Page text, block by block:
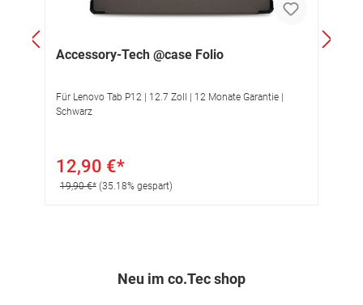
MasterEye Bundle
Kauf | 16 Mastersolution SUITE XL Lizenzen + co.Tec
Onboarding-Service | Für Win | Schultyp B
739,90 €*
1.099,90 €* (32.73% gespart)
Neu im co.Tec shop